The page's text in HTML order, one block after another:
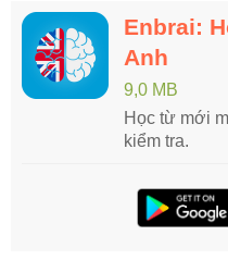
Enbrai:
Anh
9,0 MB
Học từ mới
kiểm tra.